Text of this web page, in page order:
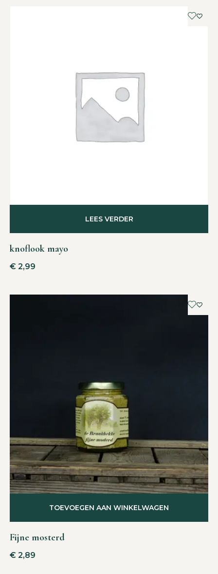
knoflook mayo
€ 2,99
LEES VERDER
Fijne mosterd
€ 2,89
TOEVOEGEN AAN WINKELWAGEN